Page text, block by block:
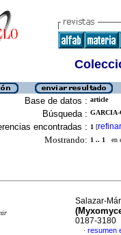
Base de datos : article
Búsqueda :
encontradas : 1 [refinar
Mostrando: 1 .. 1 en
Salazar-
0187-3180
· resumen